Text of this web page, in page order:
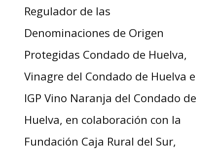
Regulador de las
Denominaciones de Origen
Protegidas Condado de Huelva,
Vinagre del Condado de Huelva e
IGP Vino Naranja del Condado de
Huelva, en colaboración con la
Fundación Caja Rural del Sur,